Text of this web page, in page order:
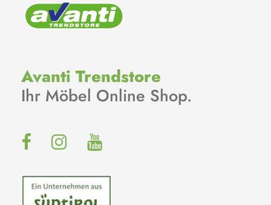
Avanti Trendstore
Ihr Möbel Online Shop.